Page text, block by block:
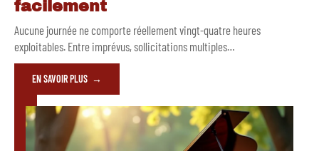
facilement
Aucune journée ne comporte réellement vingt-quatre heures
exploitables. Entre imprévus, sollicitations multiples…
EN SAVOIR PLUS